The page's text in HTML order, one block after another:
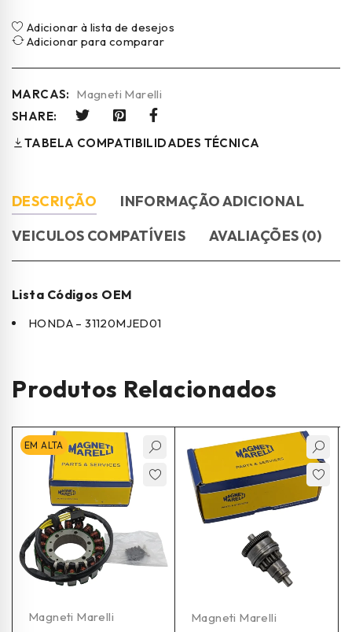
Adicionar à lista de desejos
Adicionar para comparar
MARCAS: Magneti Marelli
SHARE:
TABELA COMPATIBILIDADES TÉCNICA
DESCRIÇÃO
INFORMAÇÃO ADICIONAL
VEICULOS COMPATÍVEIS
AVALIAÇÕES (0)
Lista Códigos OEM
HONDA – 31120MJED01
Produtos Relacionados
EM ALTA
Magneti Marelli
Magneti Marelli